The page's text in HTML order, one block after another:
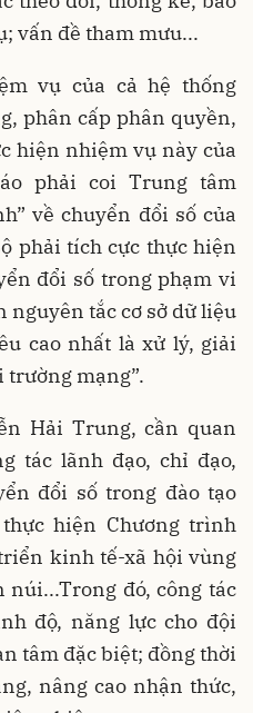
vấn đề tham mưu...
vụ của cả hệ thống
phân cấp phân quyền,
hiện nhiệm vụ này của
phải coi Trung tâm
về chuyển đổi số của
phải tích cực thực hiện
đổi số trong phạm vi
tắc cơ sở dữ liệu
cao nhất là xử lý, giải
trường mạng”.
Hải Trung, cần quan
tác lãnh đạo, chỉ đạo,
đổi số trong đào tạo
hiện Chương trình
kinh tế-xã hội vùng
núi...Trong đó, công tác
độ, năng lực cho đội
tâm đặc biệt; đồng thời
nâng cao nhận thức,